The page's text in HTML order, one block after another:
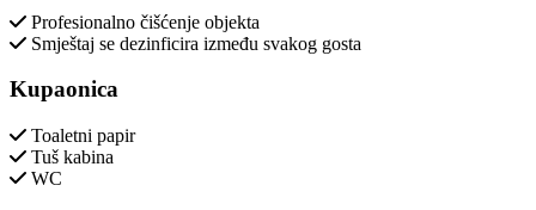
Profesionalno čišćenje objekta
Smještaj se dezinficira između svakog gosta
Kupaonica
Toaletni papir
Tuš kabina
WC